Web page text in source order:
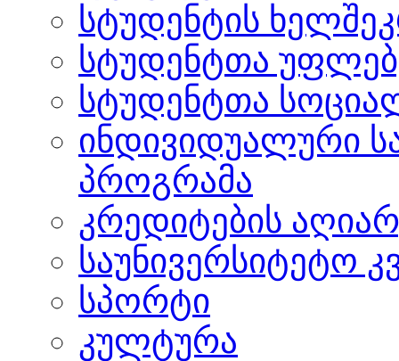
სტუდენტის
სტუდენტთა
სტუდენტთა
ინდივიდუალური
პროგრამა
კრედიტების
საუნივერსიტეტო
სპორტი
კულტურა